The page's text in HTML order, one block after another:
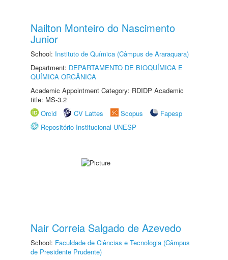
Nailton Monteiro do Nascimento
Junior
School: Instituto de Química (Câmpus de Araraquara)
Department: DEPARTAMENTO DE BIOQUÍMICA E
QUÍMICA ORGÂNICA
Academic Appointment Category: RDIDP Academic
title: MS-3.2
Orcid
CV Lattes Scopus
Fapesp
Repositório Institucional UNESP
Nair Correia Salgado de Azevedo
School: Faculdade de Ciências e Tecnologia (Câmpus
de Presidente Prudente)